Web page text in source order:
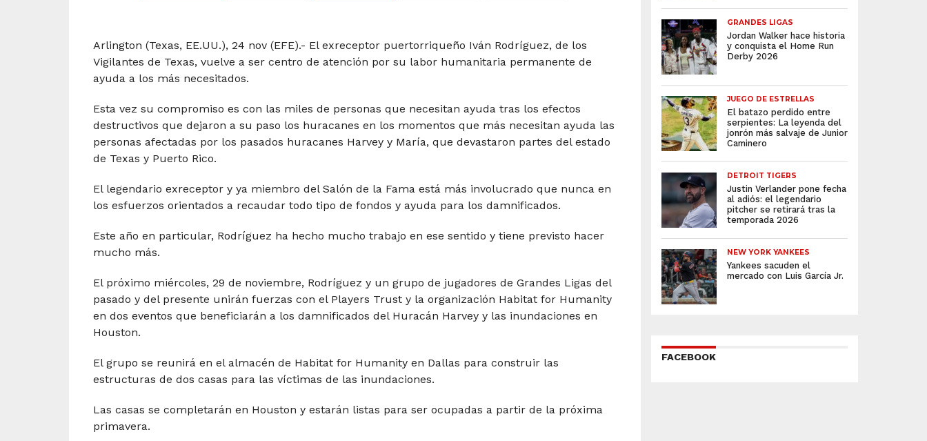
Arlington (Texas, EE.UU.), 24 nov (EFE).- El exreceptor puertorriqueño Iván Rodríguez, de los
Vigilantes de Texas, vuelve a ser centro de atención por su labor humanitaria permanente de
ayuda a los más necesitados.
Esta vez su compromiso es con las miles de personas que necesitan ayuda tras los efectos
destructivos que dejaron a su paso los huracanes en los momentos que más necesitan ayuda las
personas afectadas por los pasados huracanes Harvey y María, que devastaron partes del estado
de Texas y Puerto Rico.
El legendario exreceptor y ya miembro del Salón de la Fama está más involucrado que nunca en
los esfuerzos orientados a recaudar todo tipo de fondos y ayuda para los damnificados.
Este año en particular, Rodríguez ha hecho mucho trabajo en ese sentido y tiene previsto hacer
mucho más.
El próximo miércoles, 29 de noviembre, Rodríguez y un grupo de jugadores de Grandes Ligas del
pasado y del presente unirán fuerzas con el Players Trust y la organización Habitat for Humanity
en dos eventos que beneficiarán a los damnificados del Huracán Harvey y las inundaciones en
Houston.
El grupo se reunirá en el almacén de Habitat for Humanity en Dallas para construir las
estructuras de dos casas para las víctimas de las inundaciones.
Las casas se completarán en Houston y estarán listas para ser ocupadas a partir de la próxima
primavera.
GRANDES LIGAS
Jordan Walker hace historia
y conquista el Home Run
Derby 2026
JUEGO DE ESTRELLAS
El batazo perdido entre
serpientes: La leyenda del
jonrón más salvaje de Junior
Caminero
DETROIT TIGERS
Justin Verlander pone fecha
al adiós: el legendario
pitcher se retirará tras la
temporada 2026
NEW YORK YANKEES
Yankees sacuden el
mercado con Luis García Jr.
FACEBOOK